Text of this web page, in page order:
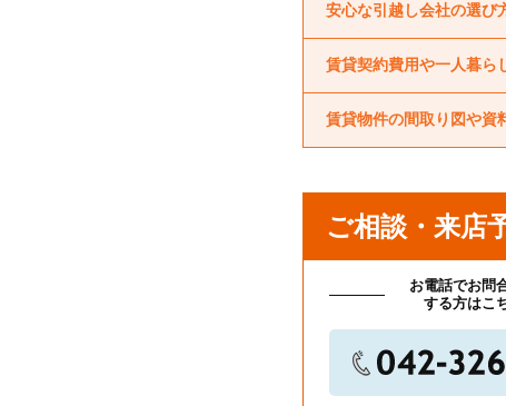
安心な引越し会社の選び
賃貸契約費用や一人暮ら
賃貸物件の間取り図や資
ご相談・来店
お電話でお問
する方はこ